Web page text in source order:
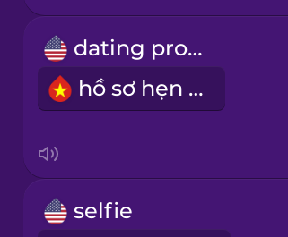
Indonesian
Italian
dating profile
hồ sơ hẹn hò
selfie